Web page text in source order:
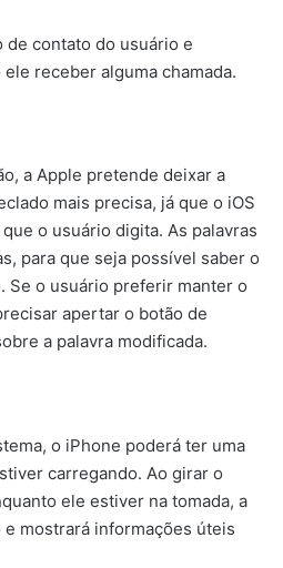
de contato do usuário e
receber alguma chamada.
a Apple pretende deixar a
mais precisa, já que o iOS
o usuário digita. As palavras
para que seja possível saber o
Se o usuário preferir manter o
apertar o botão de
a palavra modificada.
o iPhone poderá ter uma
carregando. Ao girar o
ele estiver na tomada, a
mostrará informações úteis